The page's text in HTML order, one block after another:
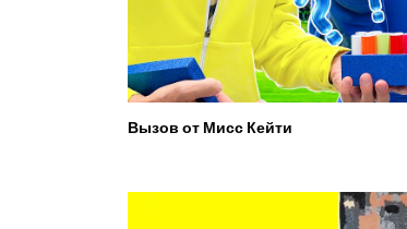
Вызов от Мисс Кейти